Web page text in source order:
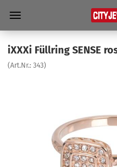
iXXXi Füll­ring SENSE
(Art.Nr.: 343)